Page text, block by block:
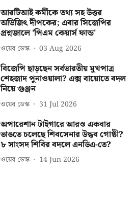
আরটিআই কর্মীকে তথ্য সহ উত্তর
অভিজিৎ দীপকের; এবার সিজেপির
প্রশ্নজালে 'পিএম কেয়ার্স ফান্ড'
ওয়েব ডেস্ক 03 Aug 2026
বিজেপি ছাড়ছেন সর্বভারতীয় মুখপাত্র
শেহজাদ পুনাওয়ালা? এক্স বায়োতে বদল
নিয়ে গুঞ্জন
ওয়েব ডেস্ক 31 Jul 2026
অপারেশান টাইগারে আরও একবার
ভাঙতে চলেছে শিবসেনার উদ্ধব গোষ্ঠী?
৮ সাংসদ শিবির বদলে এনডিএ-তে?
ওয়েব ডেস্ক 14 Jun 2026